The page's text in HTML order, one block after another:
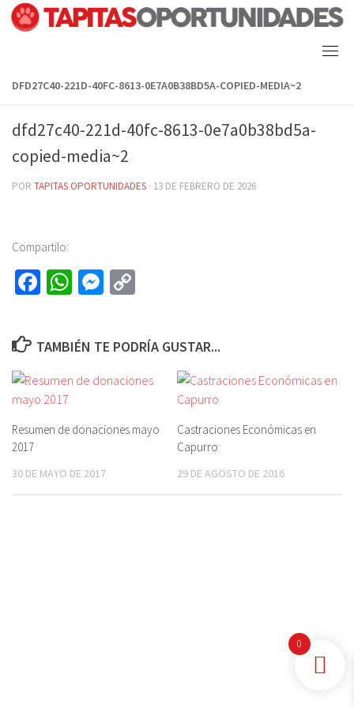
Skip
DFD27C40-221D-40FC-8613-0E7A0B38BD5A-COPIED-MEDIA~2
dfd27c40-221d-40fc-8613-0e7a0b38bd5a-
copied-media~2
POR TAPITAS OPORTUNIDADES · 13 DE FEBRERO DE 2026
Compartilo:
Fa
o
ok
W
at
sA
p
M
n
ge
py
Li
nk
TAMBIÉN TE PODRÍA GUSTAR...
Resumen de donaciones mayo
2017
30 DE MAYO DE 2017
Castraciones Económicas en
Capurro
29 DE AGOSTO DE 2016
0